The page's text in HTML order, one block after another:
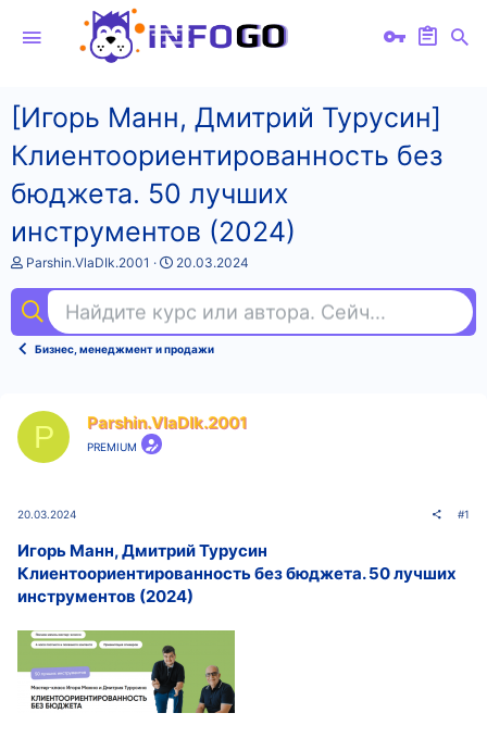
[Игорь Манн, Дмитрий Турусин]
Клиентоориентированность без
бюджета. 50 лучших
инструментов (2024)
А
т
о
т
Parshin.VlaDIk.2001
Д
а
н
а
а
20.03.2024
Найдите курс или автора. Сейчас ищут
Бизнес, менеджмент и продажи
P Parshin.VlaDIk.2001
PREMIUM
20.03.2024 #1
Игорь Манн, Дмитрий Турусин
Клиентоориентированность без бюджета. 50 лучших
инструментов (2024)